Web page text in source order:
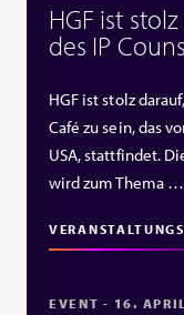
HGF ist
des IP
HGF ist stolz
Café zu sein, das
USA, stattfindet.
wird zum Thema …
EVENT - 16.